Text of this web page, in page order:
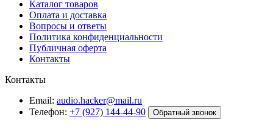
Каталог товаров
Оплата и доставка
Вопросы и ответы
Политика конфиденциальности
Публичная оферта
Контакты
Контакты
Email: audio.hacker@mail.ru
Телефон: +7 (927) 144-44-90 Обратный звонок